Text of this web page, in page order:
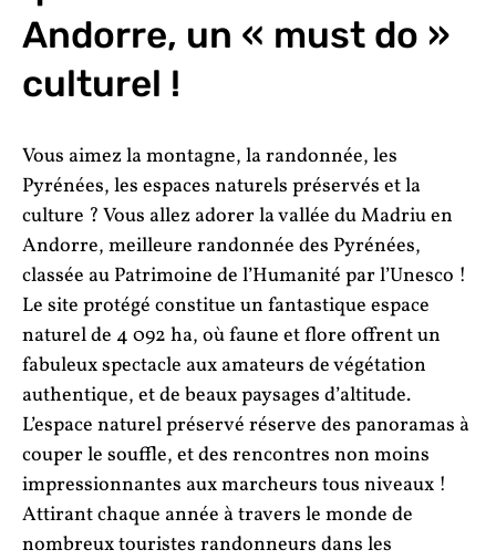
Andorre, un « must do »
culturel !
Vous aimez la montagne, la randonnée, les
Pyrénées, les espaces naturels préservés et la
culture ? Vous allez adorer la vallée du Madriu en
Andorre, meilleure randonnée des Pyrénées,
classée au Patrimoine de l’Humanité par l’Unesco !
Le site protégé constitue un fantastique espace
naturel de 4 092 ha, où faune et flore offrent un
fabuleux spectacle aux amateurs de végétation
authentique, et de beaux paysages d’altitude.
L’espace naturel préservé réserve des panoramas à
couper le souffle, et des rencontres non moins
impressionnantes aux marcheurs tous niveaux !
Attirant chaque année à travers le monde de
nombreux touristes randonneurs dans les